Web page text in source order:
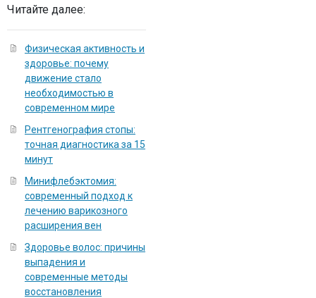
Читайте далее:
Физическая активность и
здоровье: почему
движение стало
необходимостью в
современном мире
Рентгенография стопы:
точная диагностика за 15
минут
Минифлебэктомия:
современный подход к
лечению варикозного
расширения вен
Здоровье волос: причины
выпадения и
современные методы
восстановления